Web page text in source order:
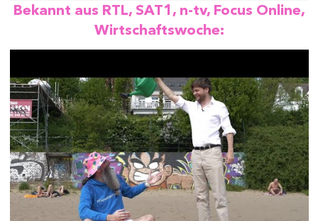
Bekannt aus RTL, SAT1, n-tv, Focus Online,
Wirtschaftswoche: